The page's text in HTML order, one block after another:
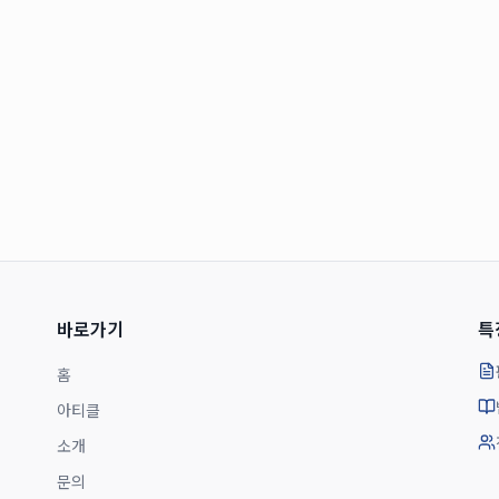
바로가기
홈
아티클
소개
문의
특